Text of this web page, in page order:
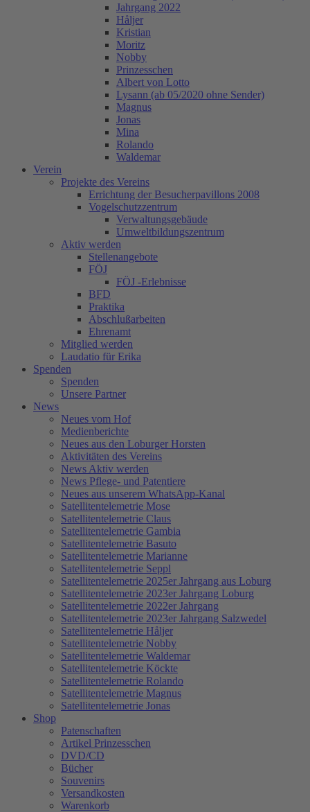
Jahrgang 2022
Håljer
Kristian
Moritz
Nobby
Prinzesschen
Albert von Lotto
Lysann (ab 05/2020 ohne Sender)
Magnus
Jonas
Mina
Rolando
Waldemar
Verein
Projekte des Vereins
Errichtung der Besucherpavillons 2008
Vogelschutzzentrum
Verwaltungsgebäude
Umweltbildungszentrum
Aktiv werden
Stellenangebote
FÖJ
FÖJ -Erlebnisse
BFD
Praktika
Abschlußarbeiten
Ehrenamt
Mitglied werden
Laudatio für Erika
Spenden
Spenden
Unsere Partner
News
Neues vom Hof
Medienberichte
Neues aus den Loburger Horsten
Aktivitäten des Vereins
News Aktiv werden
News Pflege- und Patentiere
Neues aus unserem WhatsApp-Kanal
Satellitentelemetrie Mose
Satellitentelemetrie Claus
Satellitentelemetrie Gambia
Satellitentelemetrie Basuto
Satellitentelemetrie Marianne
Satellitentelemetrie Seppl
Satellitentelemetrie 2025er Jahrgang aus Loburg
Satellitentelemetrie 2023er Jahrgang Loburg
Satellitentelemetrie 2022er Jahrgang
Satellitentelemetrie 2023er Jahrgang Salzwedel
Satellitentelemetrie Håljer
Satellitentelemetrie Nobby
Satellitentelemetrie Waldemar
Satellitentelemetrie Köckte
Satellitentelemetrie Rolando
Satellitentelemetrie Magnus
Satellitentelemetrie Jonas
Shop
Patenschaften
Artikel Prinzesschen
DVD/CD
Bücher
Souvenirs
Versandkosten
Warenkorb